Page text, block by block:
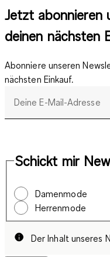
Jetzt abonnieren
deinen nächsten
Abonniere unseren
nächsten Einkauf.
Deine E-Mail-Adresse
Schickt mir
Damenmode
Herrenmode
Der Inhalt unseres